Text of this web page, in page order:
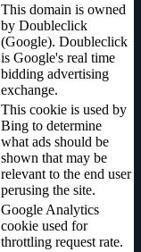
This domain is owned
by Doubleclick
(Google). Doubleclick
is Google's real time
bidding advertising
exchange.
This cookie is used by
Bing to determine
what ads should be
shown that may be
relevant to the end user
perusing the site.
Google Analytics
cookie used for
throttling request rate.